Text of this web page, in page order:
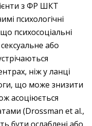
з ФР ШКТ
психологічні
психосоціальні
або
ніж у ланці
що може знизити
асоціюється
(Drossman et al.,